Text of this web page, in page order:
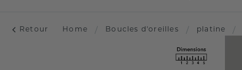
Retour Home / Boucles d'oreilles / platine /